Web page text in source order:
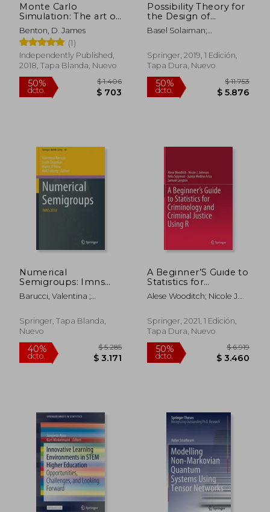
50%
dcto.
Monte Carlo
Simulation: The art of
Random Process
Characterization (en
Inglés)
Benton, D. James
(1)
Independently Published,
2018, Tapa Blanda, Nuevo
Possibility Theory for
the Design of
Information Fusion
Systems (Information
Science) (en Inglés)
Basel Solaiman;
Springer, 2019, 1 Edición,
Tapa Dura, Nuevo
Numerical
Semigroups: Imns
2018 (en Inglés)
Barucci, Valentina ;
Marco
Springer, Tapa Blanda,
Nuevo
A Beginner’S Guide to
Statistics for
Criminology and
Criminal Justice Using
Alese Wooditch; Nicole J.
Juanjo Medina Ariza;
Samuel Langton
Springer, 2021, 1 Edición,
Tapa Dura, Nuevo